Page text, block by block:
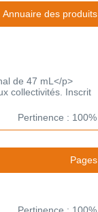
Annuaire des produits
de 47 mL</p>
collectivités. Inscrit
Pertinence : 100%
Pages
Pertinence : 100%